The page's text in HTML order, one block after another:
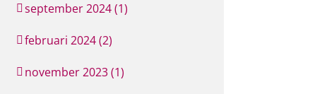
september 2024 (1)
februari 2024 (2)
november 2023 (1)